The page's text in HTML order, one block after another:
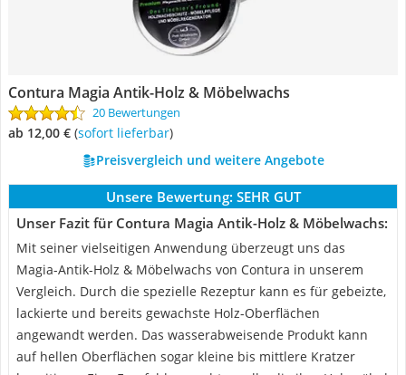
Contura Magia Antik-Holz & Möbelwachs
20 Bewertungen
ab 12,00 € ( Sofort lieferbar)
Preisvergleich und weitere Angebote
Unsere Bewertung: SEHR GUT
Unser Fazit für Contura Magia Antik-Holz & Möbelwachs:
Mit seiner vielseitigen Anwendung überzeugt uns das
Magia-Antik-Holz & Möbelwachs von Contura in unserem
Vergleich. Durch die spezielle Rezeptur kann es für gebeizte,
lackierte und bereits gewachste Holz-Oberflächen
angewandt werden. Das wasserabweisende Produkt kann
auf hellen Oberflächen sogar kleine bis mittlere Kratzer